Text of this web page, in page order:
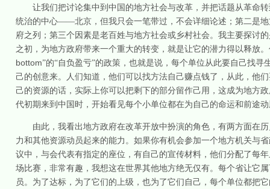
让我们把讨论集中到中国的地方社会与改革，并把话题从革命
统治的中心——北京，但我只会一笔带过，不会详细论述；第二是
府之列；第三个因素是老百姓与地方社会或乡村社会。我主要探讨
之初，为地方政府带来一个重大的转变，就是让它的潜力得以释放
bottom”的“自负盈亏”的政策，也就是说，每个单位从此要自己找
己的创意来。人们知道，他们可以找方法自己赚点钱了，从此，他
己的资源的话，实际上你可以把剩下的部分留作己用，这成为地方
代初期来到中国时，开始看见每个小单位都在为自己的命运和前途
由此，我看出地方政府在改革开放中扮演的角色，有两方面在
力和其他资源动员起来的能力。如果你有机会参加一个地方机关
议中，与会代表有指定的座位，有自己的宣传材料，他们分配了每
场比赛，非常有趣，我想这在世界其他地方绝无仅有。每个省让它
员。为了达标，为了它们的上级，也为了它们自己，每个单位都把